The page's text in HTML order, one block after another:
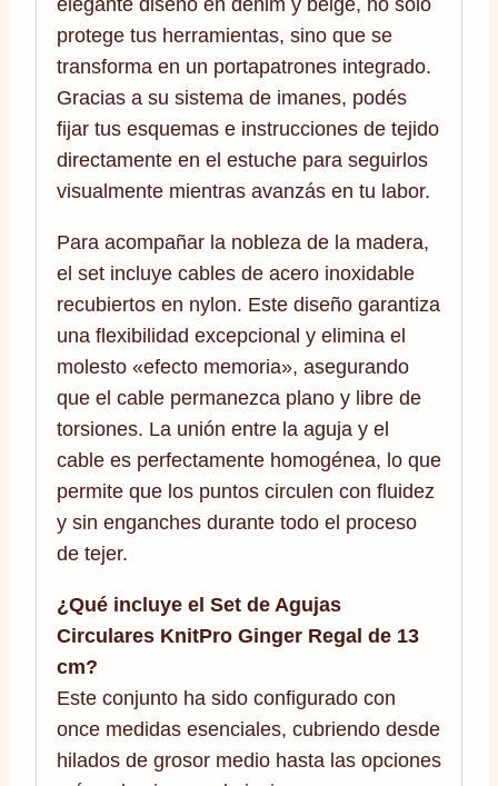
elegante diseño en denim y beige, no solo
protege tus herramientas, sino que se
transforma en un portapatrones integrado.
Gracias a su sistema de imanes, podés
fijar tus esquemas e instrucciones de tejido
directamente en el estuche para seguirlos
visualmente mientras avanzás en tu labor.
Para acompañar la nobleza de la madera,
el set incluye cables de acero inoxidable
recubiertos en nylon. Este diseño garantiza
una flexibilidad excepcional y elimina el
molesto «efecto memoria», asegurando
que el cable permanezca plano y libre de
torsiones. La unión entre la aguja y el
cable es perfectamente homogénea, lo que
permite que los puntos circulen con fluidez
y sin enganches durante todo el proceso
de tejer.
¿Qué incluye el Set de Agujas
Circulares KnitPro Ginger Regal de 13
cm?
Este conjunto ha sido configurado con
once medidas esenciales, cubriendo desde
hilados de grosor medio hasta las opciones